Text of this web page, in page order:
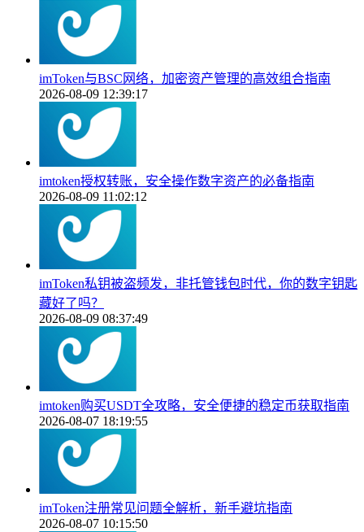
imToken与BSC网络，加密资产管理的高效组合指南
2026-08-09 12:39:17
imtoken授权转账，安全操作数字资产的必备指南
2026-08-09 11:02:12
imToken私钥被盗频发，非托管钱包时代，你的数字钥匙
藏好了吗？
2026-08-09 08:37:49
imtoken购买USDT全攻略，安全便捷的稳定币获取指南
2026-08-07 18:19:55
imToken注册常见问题全解析，新手避坑指南
2026-08-07 10:15:50